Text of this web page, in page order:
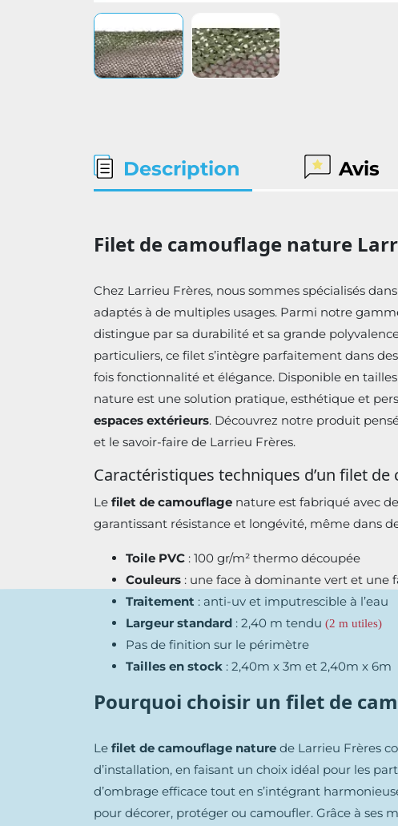
Description Avis
Filet de camouflage nature
Chez Larrieu Frères, nous sommes spécialisés
adaptés à de multiples usages. Parmi notre
distingue par sa durabilité et sa grande
particuliers, ce filet s’intègre parfaitement dans
fois fonctionnalité et élégance. Disponible en
nature est une solution pratique, esthétique et
espaces extérieurs. Découvrez notre produit
et le savoir-faire de Larrieu Frères.
Caractéristiques techniques d’un filet
Le filet de camouflage nature est fabriqué avec
garantissant résistance et longévité, même dans
Toile PVC : 100 gr/m² thermo découpée
Couleurs : une face à dominante vert et une
Traitement : anti-uv et imputrescible à l’eau
Largeur standard : 2,40 m tendu (2 m utiles)
Pas de finition sur le périmètre
Tailles en stock : 2,40m x 3m et 2,40m x 6m
Pourquoi choisir un filet de
Le filet de camouflage nature de Larrieu Frères
d’installation, en faisant un choix idéal pour les
d’ombrage efficace tout en s’intégrant
pour décorer, protéger ou camoufler. Grâce à ses